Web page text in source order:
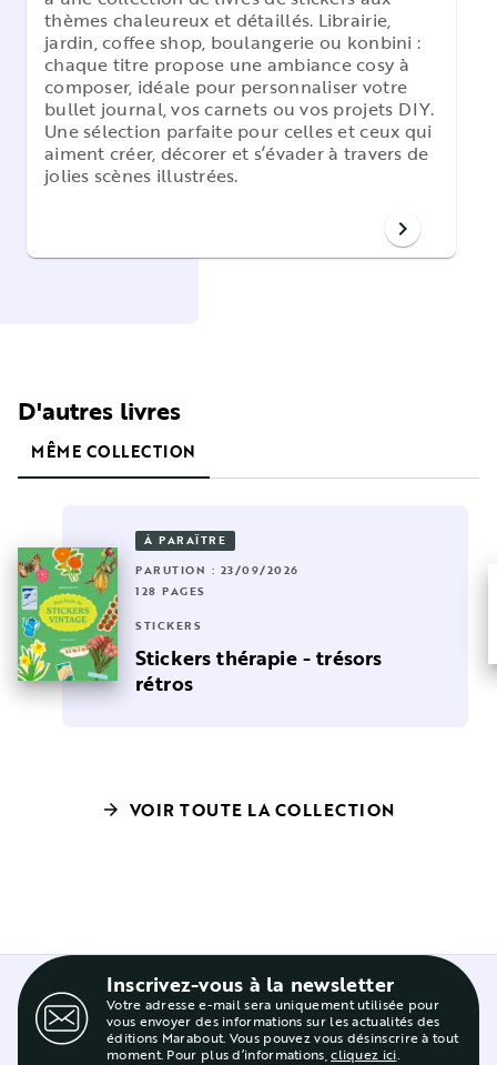
thèmes chaleureux et détaillés. Librairie,
jardin, coffee shop, boulangerie ou konbini :
chaque titre propose une ambiance cosy à
composer, idéale pour personnaliser votre
bullet journal, vos carnets ou vos projets DIY.
Une sélection parfaite pour celles et ceux qui
aiment créer, décorer et s’évader à travers de
jolies scènes illustrées.
chevron_right
D'autres livres
MÊME COLLECTION
À PARAÎTRE
PARUTION : 23/09/2026
128 PAGES
STICKERS
Stickers thérapie - trésors
rétros
arrow_forward VOIR TOUTE LA COLLECTION
Inscrivez-vous à la newsletter
Votre adresse e-mail sera uniquement utilisée pour
vous envoyer des informations sur les actualités des
éditions Marabout. Vous pouvez vous désinscrire à tout
moment. Pour plus d’informations,cliquez ici.